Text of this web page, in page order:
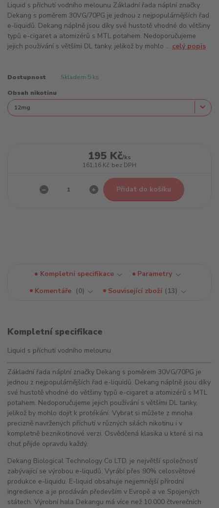
Liquid s příchutí vodního melounu Základní řada náplní značky
Dekang s poměrem 30VG/70PG je jednou z nejpopulárnějších řad
e-liquidů. Dekang náplně jsou díky své hustotě vhodné do většiny
typů e-cigaret a atomizérů s MTL potahem. Nedoporučujeme
jejich používání s většími DL tanky, jelikož by mohlo ... celý popis
Dostupnost Skladem 5 ks
Obsah nikotinu
195 Kč/ks
161,16 Kč bez DPH
Přidat do košíku
Kompletní specifikace
Parametry
Komentáře
0 Související zboží 13
Kompletní specifikace
Liquid s příchutí vodního melounu
Základní řada náplní značky Dekang s poměrem 30VG/70PG je
jednou z nejpopulárnějších řad e-liquidů. Dekang náplně jsou díky
své hustotě vhodné do většiny typů e-cigaret a atomizérů s MTL
potahem. Nedoporučujeme jejich používání s většími DL tanky,
jelikož by mohlo dojít k protékání. Vybrat si můžete z mnoha
precizně navržených příchutí v různých silách nikotinu i v
kompletně beznikotinové verzi. Osvědčená klasika u které si na
chuť přijde opravdu každý.
Dekang Biological Technology Co LTD. je největší společností
zabývající se výrobou e-liqudů. Vyrábí přes 90% celosvětové
produkce e-liquidu. E-liquid obsahuje nejjemnější přírodní
ingredience a je prodáván především v Evropě a ve Spojených
státech. Výrobní hala Dekangu má více než 10.000 čtverečních